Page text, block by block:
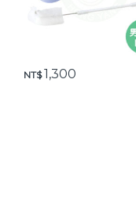
NT$1,300